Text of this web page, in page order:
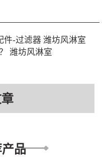
件-过滤器 潍坊风淋室
潍坊风淋室
品